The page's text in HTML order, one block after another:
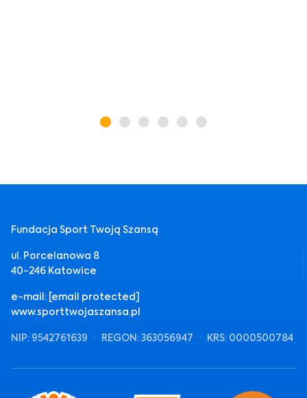
Fundacja Sport Twoją Szansą
ul. Porcelanowa 8
40-246 Katowice
e-mail: [email protected]
www.sporttwojaszansa.pl
NIP: 9542761639
REGON: 363056947 KRS: 0000500784